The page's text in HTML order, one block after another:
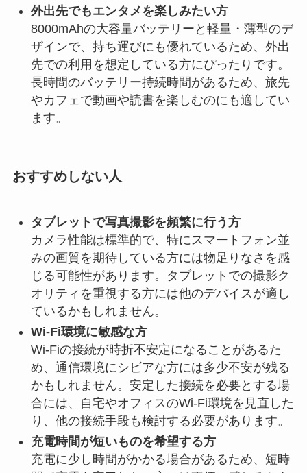
外出先でもエンタメを楽しみたい方
8000mAhの大容量バッテリーと軽量・薄型のデ
ザインで、持ち運びにも優れているため、外出
先での利用を想定している方にぴったりです。
長時間のバッテリー持続時間があるため、旅先
やカフェで動画や読書を楽しむのにも適してい
ます。
おすすめしない人
タブレットで写真撮影を頻繁に行う方
カメラ性能は標準的で、特にスマートフォン並
みの画質を期待している方には物足りなさを感
じる可能性があります。タブレットでの撮影ク
オリティを重視する方には他のデバイスが適し
ているかもしれません。
Wi-Fi環境に敏感な方
Wi-Fiの接続が時折不安定になることがあるた
め、通信環境にシビアな方には多少不安が残る
かもしれません。安定した接続を必要とする場
合には、自宅やオフィスのWi-Fi環境を見直した
り、他の接続手段も検討する必要があります。
充電時間が短いものを希望する方
充電に少し時間がかかる場合があるため、短時